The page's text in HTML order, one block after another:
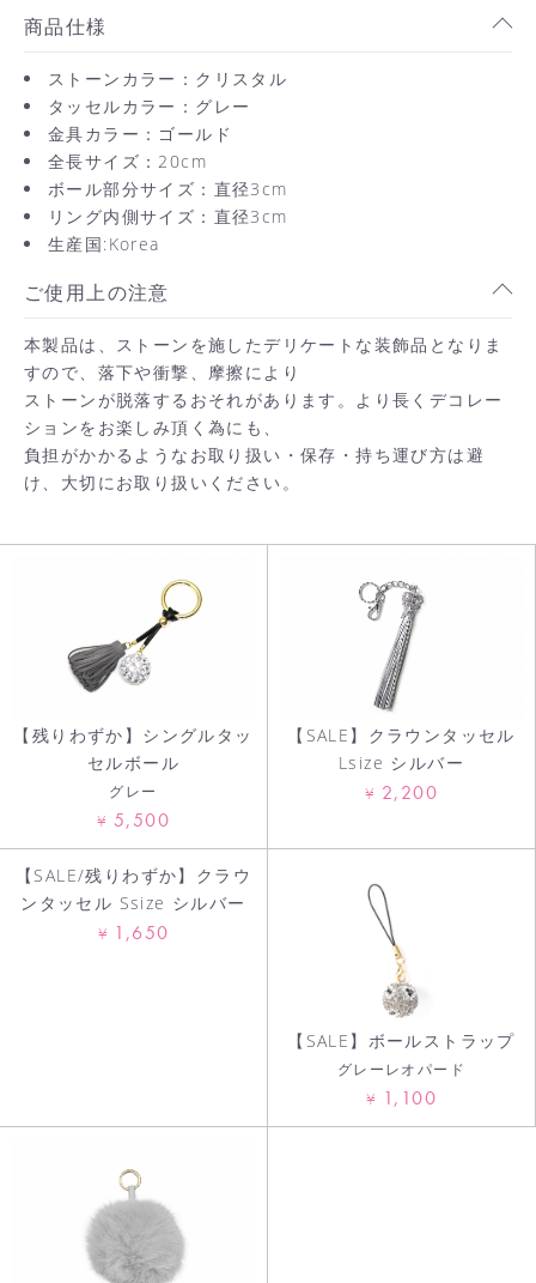
商品仕様
ストーンカラー：クリスタル
タッセルカラー：グレー
金具カラー：ゴールド
全長サイズ：20cm
ボール部分サイズ：直径3cm
リング内側サイズ：直径3cm
生産国:Korea
ご使用上の注意
本製品は、ストーンを施したデリケートな装飾品となりま
すので、落下や衝撃、摩擦により
ストーンが脱落するおそれがあります。より長くデコレー
ションをお楽しみ頂く為にも、
負担がかかるようなお取り扱い・保存・持ち運び方は避
け、大切にお取り扱いください。
【残りわずか】シングルタッ
セルボール
グレー
¥ 5,500
【SALE】クラウンタッセル
Lsize シルバー
¥ 2,200
【SALE/残りわずか】クラウ
ンタッセル Ssize シルバー
¥ 1,650
【SALE】ボールストラップ
グレーレオパード
¥ 1,100